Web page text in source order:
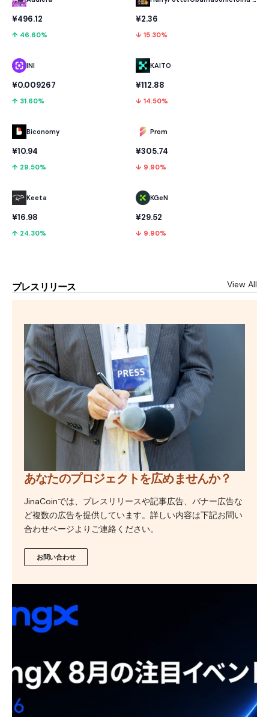
¥496.12
↑ 46.60%
INI
¥0.009267
↑ 31.60%
Biconomy
¥10.94
↑ 29.50%
Keeta
¥16.98
↑ 24.30%
¥2.36
↓ 15.30%
KAITO
¥112.88
↓ 14.50%
Prom
¥305.74
↓ 9.90%
KGeN
¥29.52
↓ 9.90%
プレスリリース View All
あなたのプロジェクトを広めませんか？
JinaCoinでは、プレスリリースや記事広告、バナー広告な
ど複数の広告を提供しています。詳しい内容は下記お問い
合わせページよりご連絡ください。
お問い合わせ